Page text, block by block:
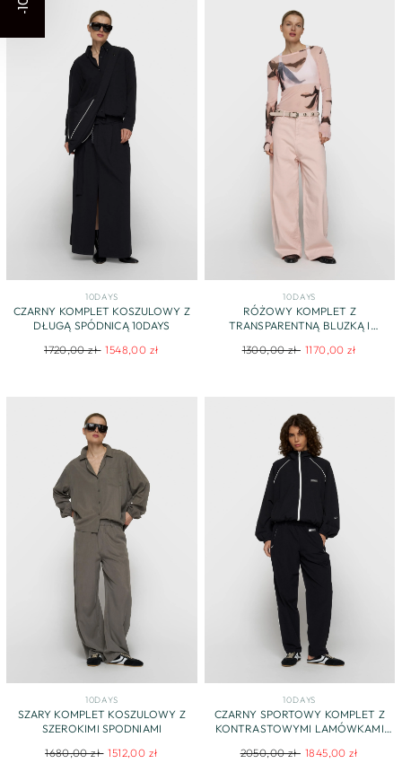
10DAYS
CZARNY KOMPLET KOSZULOWY Z
DŁUGĄ SPÓDNICĄ 10DAYS
Regular
1720,00 zł Sale
1548,00 zł
10DAYS
RÓŻOWY KOMPLET Z
TRANSPARENTNĄ BLUZKĄ I
Regular
1300,00 zł Sale
1170,00 zł
10DAYS
SZARY KOMPLET KOSZULOWY Z
SZEROKIMI SPODNIAMI
Regular
1680,00 zł Sale
1512,00 zł
10DAYS
CZARNY SPORTOWY KOMPLET Z
KONTRASTOWYMI LAMÓWKAMI
Regular
2050,00 zł Sale
1845,00 zł